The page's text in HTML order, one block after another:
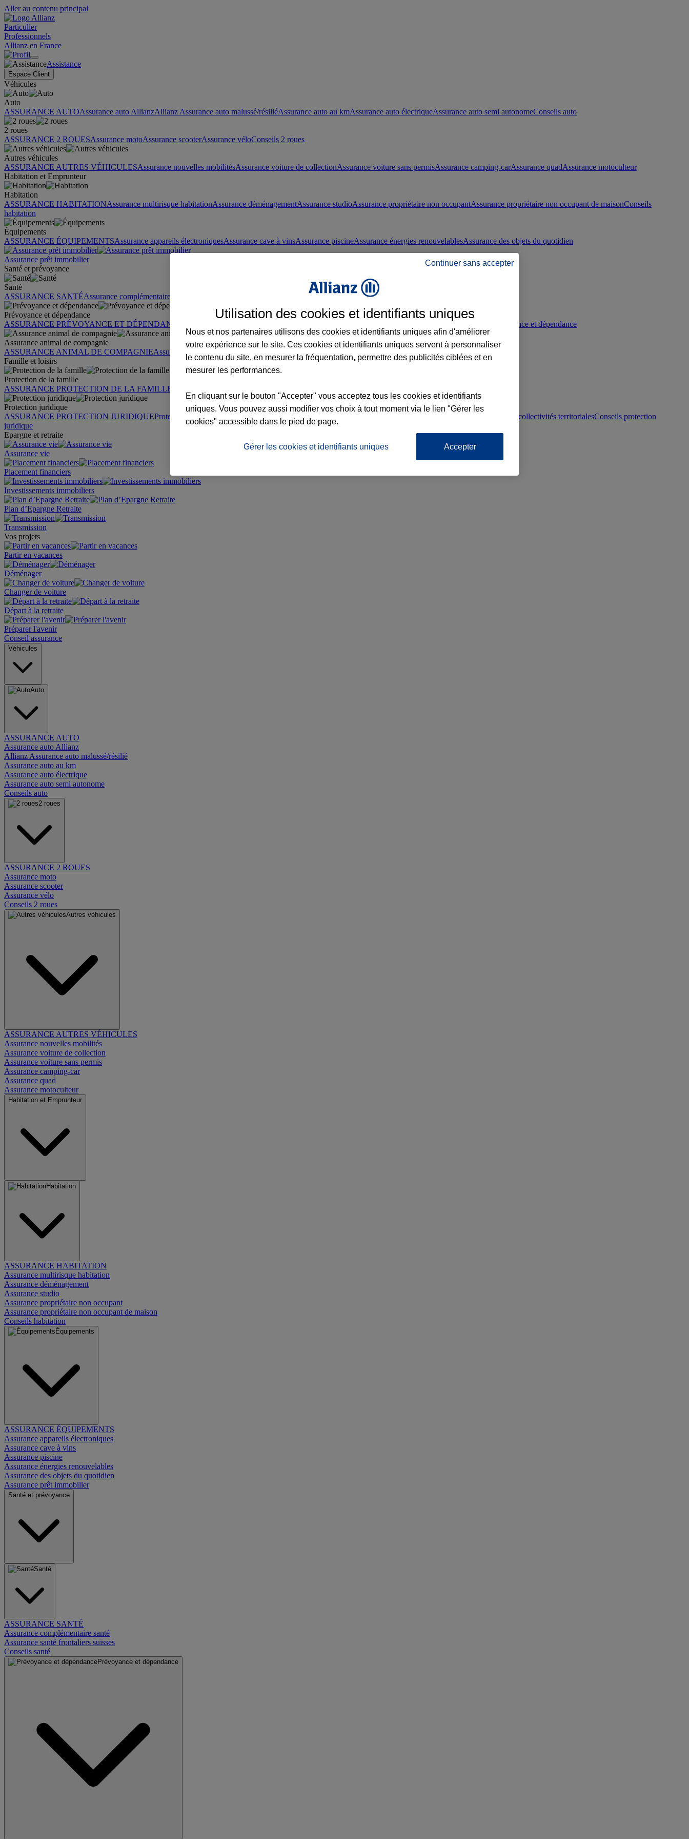
Aller au contenu principal
Particulier
Professionnels
Allianz en France
Assistance
Espace Client
Véhicules
Auto
ASSURANCE AUTOAssurance auto AllianzAllianz Assurance auto malussé/résiliéAssurance auto au kmAssurance auto électriqueAssurance auto semi autonomeConseils auto
2 roues
ASSURANCE 2 ROUESAssurance motoAssurance scooterAssurance véloConseils 2 roues
Autres véhicules
ASSURANCE AUTRES VÉHICULESAssurance nouvelles mobilitésAssurance voiture de collectionAssurance voiture sans permisAssurance camping-carAssurance quadAssurance motoculteur
Habitation et Emprunteur
Habitation
ASSURANCE HABITATIONAssurance multirisque habitationAssurance déménagementAssurance studioAssurance propriétaire non occupantAssurance propriétaire non occupant de maisonConseils
habitation
Équipements
ASSURANCE ÉQUIPEMENTSAssurance appareils électroniquesAssurance cave à vinsAssurance piscineAssurance énergies renouvelablesAssurance des objets du quotidien
Assurance prêt immobilier
Santé et prévoyance
Santé
ASSURANCE SANTÉAssurance complémentaire santé Conseils santé
Prévoyance et dépendance
ASSURANCE PRÉVOYANCE ET DÉPENDANCE
Conseils prévoyance et dépendance
Assurance animal de compagnie
ASSURANCE ANIMAL DE COMPAGNIEAssurance chien Assurance chat
Conseils animal de compagnie
Famille et loisirs
Protection de la famille
ASSURANCE PROTECTION DE LA FAMILLE
Protection juridique
ASSURANCE PROTECTION JURIDIQUEProtection juridique particuliers Protection juridique immobilière Protection juridique collectivités territorialesConseils protection
juridique
Epargne et retraite
Assurance vie
Placement financiers
Investissements immobiliers
Plan d’Epargne Retraite
Transmission
Vos projets
Partir en vacances
Déménager
Changer de voiture
Départ à la retraite
Préparer l'avenir
Conseil assurance
Véhicules
Auto
ASSURANCE AUTO
Assurance auto Allianz
Allianz Assurance auto malussé/résilié
Assurance auto au km
Assurance auto électrique
Assurance auto semi autonome
Conseils auto
2 roues
ASSURANCE 2 ROUES
Assurance moto
Assurance scooter
Assurance vélo
Conseils 2 roues
Autres véhicules
ASSURANCE AUTRES VÉHICULES
Assurance nouvelles mobilités
Assurance voiture de collection
Assurance voiture sans permis
Assurance camping-car
Assurance quad
Assurance motoculteur
Habitation et Emprunteur
Habitation
ASSURANCE HABITATION
Assurance multirisque habitation
Assurance déménagement
Assurance studio
Assurance propriétaire non occupant
Assurance propriétaire non occupant de maison
Conseils habitation
Équipements
ASSURANCE ÉQUIPEMENTS
Assurance appareils électroniques
Assurance cave à vins
Assurance piscine
Assurance énergies renouvelables
Assurance des objets du quotidien
Assurance prêt immobilier
Santé et prévoyance
Santé
ASSURANCE SANTÉ
Assurance complémentaire santé
Assurance santé frontaliers suisses
Conseils santé
Prévoyance et dépendance
Continuer sans accepter
Utilisation des cookies et identifiants uniques
Nous et nos partenaires utilisons des cookies et identifiants uniques afin d'améliorer
votre expérience sur le site. Ces cookies et identifiants uniques servent à personnaliser
le contenu du site, en mesurer la fréquentation, permettre des publicités ciblées et en
mesurer les performances.
En cliquant sur le bouton "Accepter" vous acceptez tous les cookies et identifiants
uniques. Vous pouvez aussi modifier vos choix à tout moment via le lien "Gérer les
cookies" accessible dans le pied de page.
Gérer les cookies et identifiants uniques Accepter